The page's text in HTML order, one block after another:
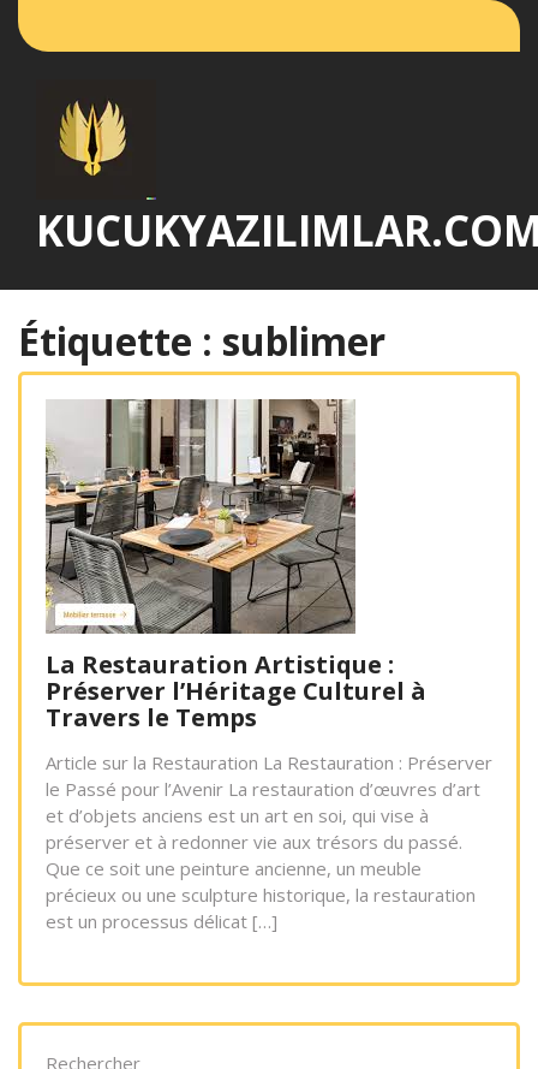
Étiquette : sublimer
La Restauration Artistique :
Préserver l’Héritage Culturel à
Travers le Temps
Article sur la Restauration La Restauration : Préserver
le Passé pour l’Avenir La restauration d’œuvres d’art
et d’objets anciens est un art en soi, qui vise à
préserver et à redonner vie aux trésors du passé.
Que ce soit une peinture ancienne, un meuble
précieux ou une sculpture historique, la restauration
est un processus délicat […]
Rechercher